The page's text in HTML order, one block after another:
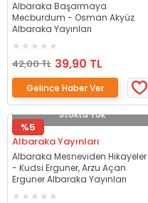
Albaraka Başarmaya
Mecburdum - Osman Akyüz
Albaraka Yayınları
42,00 TL 39,90 TL
Gelince Haber Ver
Stokta Yok
%5
Albaraka Yayınları
Albaraka Mesneviden Hikayeler
- Kudsi Erguner, Arzu Açan
Erguner Albaraka Yayınları